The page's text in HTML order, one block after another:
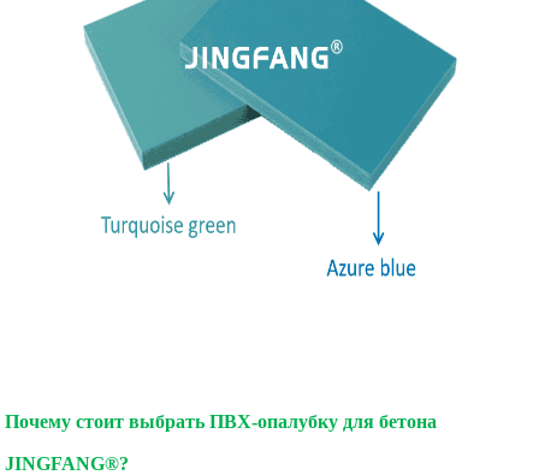
Почему стоит выбрать ПВХ-опалубку для бетона
JINGFANG®?